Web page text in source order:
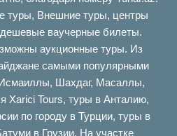
туры, Внешние туры, центры
ваучерные билеты.
аукционные туры. Из
самыми популярными
Шахдаг, Масаллы,
Xarici Tours, туры в Анталию,
по городу в Турции, туры в
в Грузии. На участке